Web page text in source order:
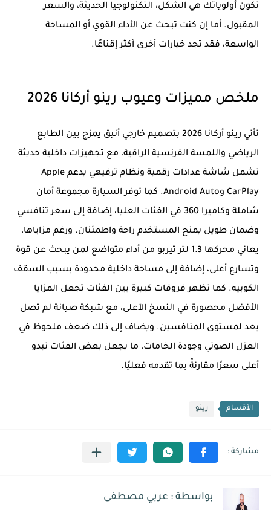
تكون أولوياتك هي الشكل، التكنولوجيا الحديثة، والسعر
المقبول. أما إن كنت تبحث عن الأداء القوي أو المساحة
الواسعة، فقد تجد خيارات أخرى أكثر إقناعًا.
ملخص مميزات وعيوب رينو أركانا 2026
تأتي رينو أركانا 2026 بتصميم خارجي أنيق يمزج بين الطابع
الرياضي واللمسة الفرنسية الراقية، مع تجهيزات داخلية حديثة
تشمل شاشة عدادات رقمية ونظام ترفيهي يدعم Apple
CarPlay وAndroid Auto. كما توفر السيارة مجموعة أمان
شاملة وكاميرا 360 في الفئات العليا، إضافة إلى سعر تنافسي
وضمان طويل يمنح المستخدم راحة واطمئنان. ورغم مزاياها،
يعاني محركها 1.3 لتر تيربو من أداء متواضع لمن يبحث عن قوة
وتسارع أعلى، إضافة إلى مساحة داخلية محدودة بسبب السقف
الكوبيه. كما تظهر فروقات كبيرة بين الفئات تجعل المزايا
الأفضل محصورة في النسخ الأعلى، مع شبكة صيانة لم تصل
بعد لمستوى المنافسين. ويضاف إلى ذلك ضعف ملحوظ في
العزل الصوتي وجودة الخامات، ما يجعل بعض الفئات تبدو
أعلى سعرًا مقارنةً بما تقدمه فعليًا.
الأقسام رينو
بواسطة : عربي مصطفى